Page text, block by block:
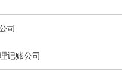
司
记账公司